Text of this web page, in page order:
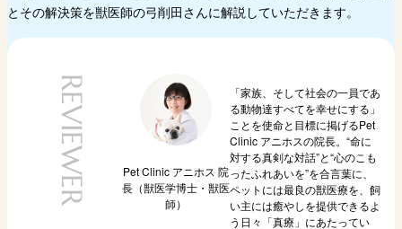
とその解決策を獣医師の弓削田さんに解説していただきます。
REVIEWER
Pet Clinic アニホス 院
長（獣医学博士・獣医
師）
「家族、そして社会の一員であ
る動物達すべてを幸せにする」
ことを使命と目標に掲げるPet
Clinic アニホスの院長。“命に
対する真剣な対話”と“心のこも
ったふれあいを”を合言葉に、
ペットには最良の獣医療を、飼
い主には癒やしを提供できるよ
う日々「真療」にあたってい